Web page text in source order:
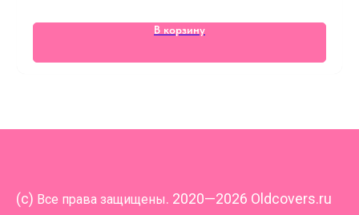
В корзину
(c) Все права защищены. 2020—2026 Oldcovers.ru